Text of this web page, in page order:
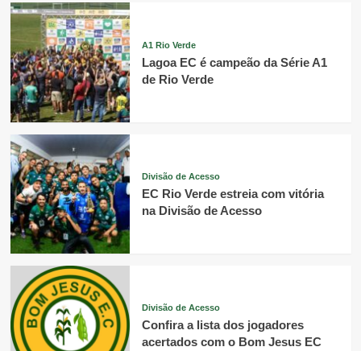
A1 Rio Verde
Lagoa EC é campeão da Série A1
de Rio Verde
Divisão de Acesso
EC Rio Verde estreia com vitória
na Divisão de Acesso
Divisão de Acesso
Confira a lista dos jogadores
acertados com o Bom Jesus EC